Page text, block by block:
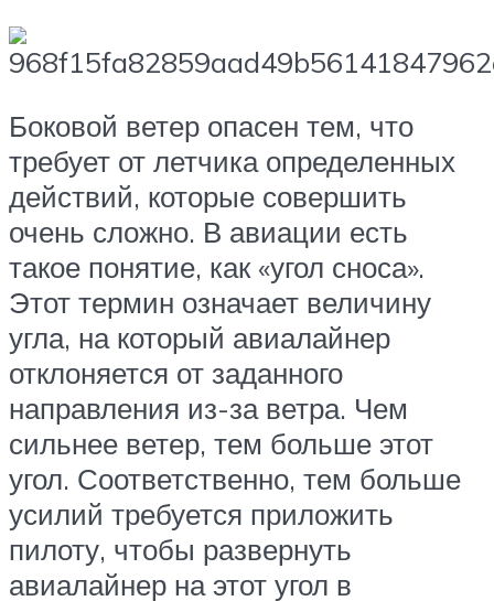
Боковой ветер опасен тем, что
требует от летчика определенных
действий, которые совершить
очень сложно. В авиации есть
такое понятие, как «угол сноса».
Этот термин означает величину
угла, на который авиалайнер
отклоняется от заданного
направления из-за ветра. Чем
сильнее ветер, тем больше этот
угол. Соответственно, тем больше
усилий требуется приложить
пилоту, чтобы развернуть
авиалайнер на этот угол в